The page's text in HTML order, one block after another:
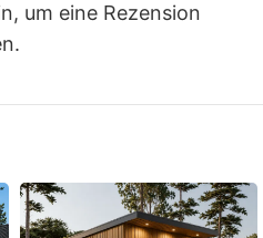
um eine Rezension